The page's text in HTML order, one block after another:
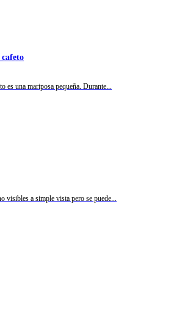
es una mariposa pequeña. Durante...
visibles a simple vista pero se puede...